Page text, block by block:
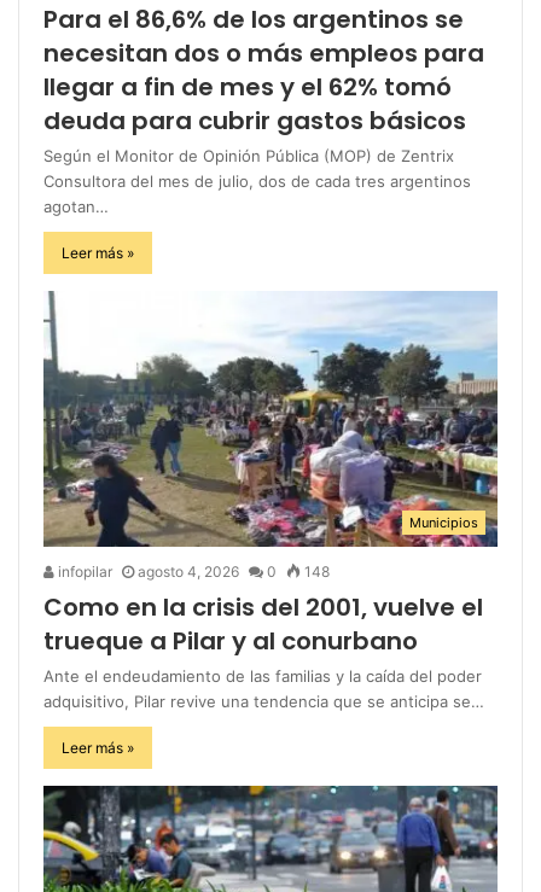
Para el 86,6% de los argentinos se
necesitan dos o más empleos para
llegar a fin de mes y el 62% tomó
deuda para cubrir gastos básicos
Según el Monitor de Opinión Pública (MOP) de Zentrix
Consultora del mes de julio, dos de cada tres argentinos
agotan…
Leer más »
Municipios
infopilar agosto 4, 2026 0 148
Como en la crisis del 2001, vuelve el
trueque a Pilar y al conurbano
Ante el endeudamiento de las familias y la caída del poder
adquisitivo, Pilar revive una tendencia que se anticipa se…
Leer más »